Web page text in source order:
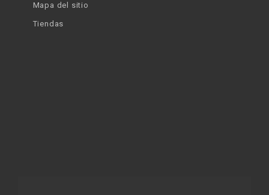
Mapa del sitio
Tiendas